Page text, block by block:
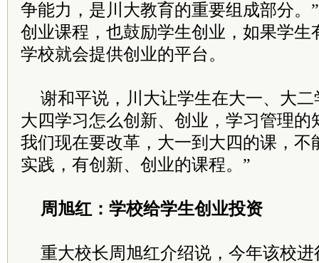
争能力，是川大教育的重要组成部分。
创业课程，也鼓励学生创业，如果学生
学校就会提供创业的平台。
谢和平说，川大让学生在大一、大
大四学习怎么创新、创业，学习管理的
我们现在要改革，大一到大四的课，不
实践，有创新、创业的课程。”
周旭红：学校给学生创业投资
重大校长周旭红介绍说，今年该校